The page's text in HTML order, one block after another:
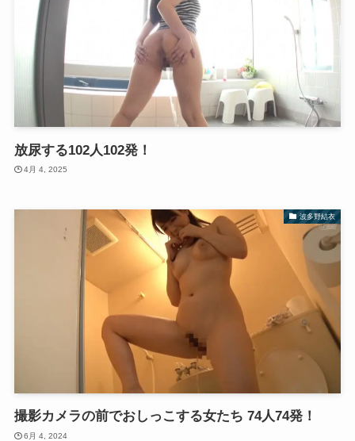
放尿する102人102発！
4月 4, 2025
波多野結衣
撮影カメラの前でおしっこする女たち 74人74発！
6月 4, 2024